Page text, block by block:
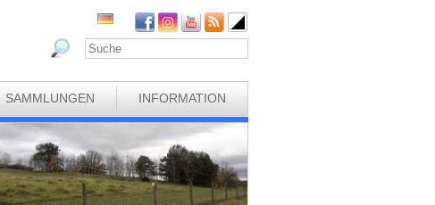
SAMMLUNGEN INFORMATION